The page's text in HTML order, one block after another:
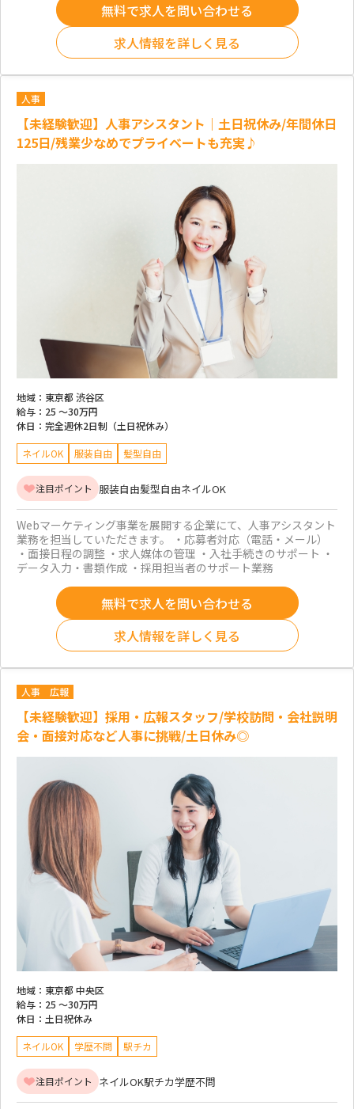
無料で求人を問い合わせる
求人情報を詳しく見る
人事
【未経験歓迎】人事アシスタント｜土日祝休み/年間休日
125日/残業少なめでプライベートも充実♪
地域： 東京都 渋谷区
給与： 25 ～30万円
休日： 完全週休2日制（土日祝休み）
ネイルOK 服装自由 髪型自由
注目ポイント 服装自由髪型自由ネイルOK
Webマーケティング事業を展開する企業にて、人事アシスタント
業務を担当していただきます。 ・応募者対応（電話・メール）
・面接日程の調整 ・求人媒体の管理 ・入社手続きのサポート ・
データ入力・書類作成 ・採用担当者のサポート業務
無料で求人を問い合わせる
求人情報を詳しく見る
人事 広報
【未経験歓迎】採用・広報スタッフ/学校訪問・会社説明
会・面接対応など人事に挑戦/土日休み◎
地域： 東京都 中央区
給与： 25 ～30万円
休日： 土日祝休み
ネイルOK 学歴不問 駅チカ
注目ポイント ネイルOK駅チカ学歴不問